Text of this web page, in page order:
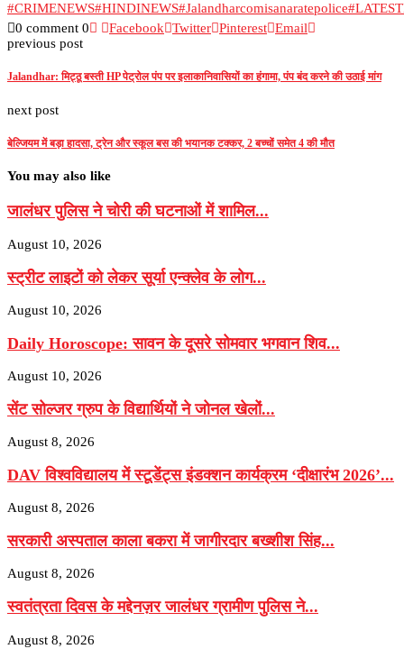
#CRIMENEWS#HINDINEWS#Jalandharcomisanaratepolice
0 comment 0 Facebook Twitter Pinterest Email
previous post
Jalandhar: मिट्ठू बस्ती HP पेट्रोल पंप पर इलाकानिवासियों का हंगामा, पंप बंद करने की उठाई मांग
next post
बेल्जियम में बड़ा हादसा, ट्रेन और स्कूल बस की भयानक टक्कर, 2 बच्चों समेत 4 की मौत
You may also like
जालंधर पुलिस ने चोरी की घटनाओं में शामिल...
August 10, 2026
स्ट्रीट लाइटों को लेकर सूर्या एन्क्लेव के लोग...
August 10, 2026
Daily Horoscope: सावन के दूसरे सोमवार भगवान शिव...
August 10, 2026
सेंट सोल्जर ग्रुप के विद्यार्थियों ने जोनल खेलों...
August 8, 2026
DAV विश्वविद्यालय में स्टूडेंट्स इंडक्शन कार्यक्रम ‘दीक्षारंभ 2026’...
August 8, 2026
सरकारी अस्पताल काला बकरा में जागीरदार बख्शीश सिंह...
August 8, 2026
स्वतंत्रता दिवस के मद्देनज़र जालंधर ग्रामीण पुलिस ने...
August 8, 2026